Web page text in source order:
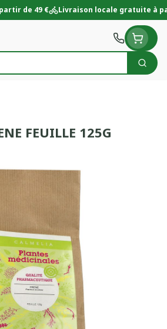
de 49 € Livraison locale gratuite à
FEUILLE 125G